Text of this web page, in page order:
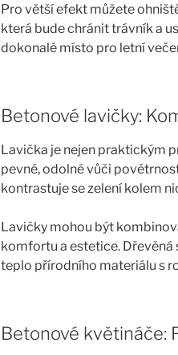
Pro větší efekt můžete
která bude chránit trávník a
dokonalé místo pro letní
Betonové lavičky:
Lavička je nejen praktickým
pevné, odolné vůči
kontrastuje se zelení kolem
Lavičky mohou být
komfortu a estetice.
teplo přírodního materiálu s
Betonové květináče: